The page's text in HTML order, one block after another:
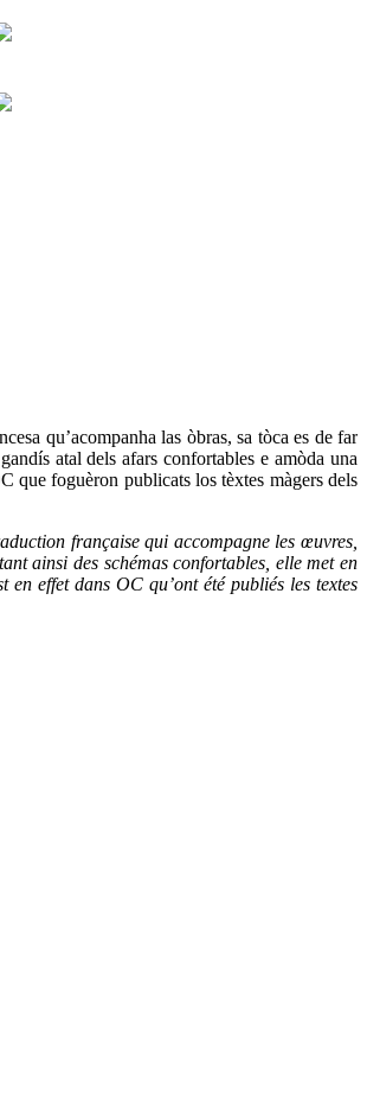
qu’acompanha las òbras, sa tòca es de far
atal dels afars confortables e amòda una
que foguèron publicats los tèxtes màgers dels
française qui accompagne les œuvres,
ainsi des schémas confortables, elle met en
effet dans OC qu’ont été publiés les textes